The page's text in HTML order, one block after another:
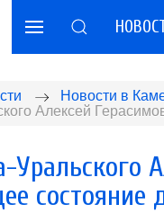
Новости в
Алексей
Уральского
состояние